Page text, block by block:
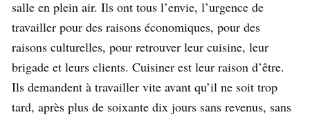
salle en plein air. Ils ont tous l’envie, l’urgence de
travailler pour des raisons économiques, pour des
raisons culturelles, pour retrouver leur cuisine, leur
brigade et leurs clients. Cuisiner est leur raison d’être.
Ils demandent à travailler vite avant qu’il ne soit trop
tard, après plus de soixante dix jours sans revenus, sans